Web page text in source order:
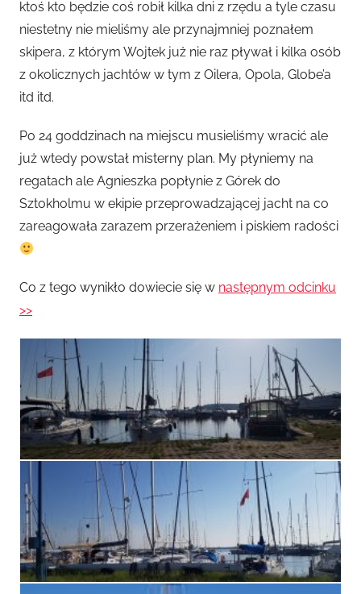
ktoś kto będzie coś robił kilka dni z rzędu a tyle czasu
niestetny nie mieliśmy ale przynajmniej poznałem
skipera, z którym Wojtek już nie raz pływał i kilka osób
z okolicznych jachtów w tym z Oilera, Opola, Globe’a
itd itd.
Po 24 goddzinach na miejscu musieliśmy wracić ale
już wtedy powstał misterny plan. My płyniemy na
regatach ale Agnieszka popłynie z Górek do
Sztokholmu w ekipie przeprowadzającej jacht na co
zareagowała zarazem przerażeniem i piskiem radości
Co z tego wynikło dowiecie się w następnym odcinku
>>